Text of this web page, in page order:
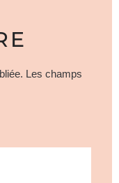
Les champs